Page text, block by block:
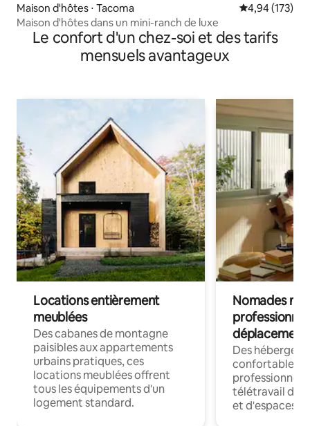
Maison d'hôtes ⋅ Tacoma Évaluation
4,94 (173)
Maison d'hôtes dans un mini-ranch de luxe
Le confort d'un chez-soi et des tarifs
mensuels avantageux
Locations entièrement
meublées
Des cabanes de montagne
paisibles aux appartements
urbains pratiques, ces
locations meublées offrent
tous les équipements d'un
logement standard.
Nomades
déplacement
Des
confortables
professionnels
télétravail
et d'espaces